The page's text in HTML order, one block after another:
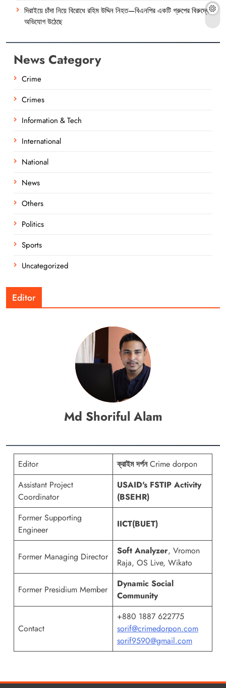
দিরাইয়ে চাঁদা নিয়ে বিরোধে রহিম উদ্দিন নিহত—বিএনপির একটি গ্রুপের বিরুদ্ধে
অভিযোগ উঠেছে
News Category
Crime
Crimes
Information & Tech
International
National
News
Others
Politics
Sports
Uncategorized
Editor
Md Shoriful Alam
Editor ক্রাইম দর্পনCrime dorpon
Assistant Project
Coordinator
USAID's FSTIP Activity
(BSEHR)
Former Supporting
Engineer
IICT(BUET)
Former Managing Director
Soft Analyzer, Vromon
Raja, OS Live, Wikato
Former Presidium Member
Dynamic Social
Community
Contact
+880 1887 622775
sorif@crimedorpon.com
sorif9590@gmail.com